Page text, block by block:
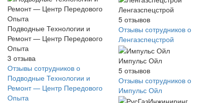
Подводные Технологии и
Ремонт — Центр Передового
Опыта
3 отзыва
Отзывы сотрудников о
Подводные Технологии и
Ремонт — Центр Передового
Опыта
Ленгазспецстрой
5 отзывов
Отзывы сотрудников о
Ленгазспецстрой
Импульс Ойл
5 отзывов
Отзывы сотрудников о
Импульс Ойл